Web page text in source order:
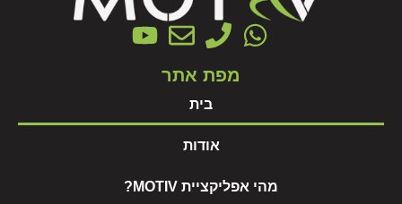
מפת אתר
בית
אודות
מהי אפליקציית MOTIV?